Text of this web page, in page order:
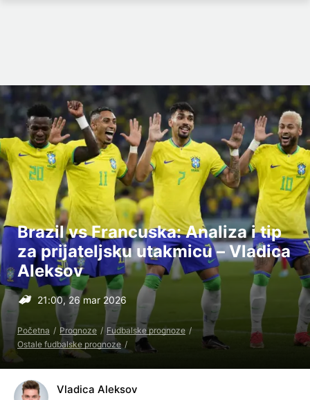
Brazil vs Francuska: Analiza i tip
za prijateljsku utakmicu – Vladica
Aleksov
21:00, 26 mar 2026
Početna Prognoze
Fudbalske prognoze
Ostale fudbalske prognoze
Vladica Aleksov